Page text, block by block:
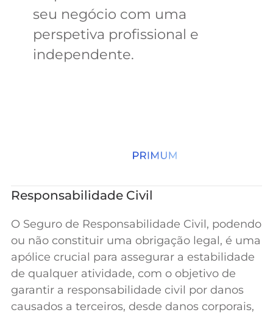
seu negócio com uma
perspetiva profissional e
independente.
Responsabilidade Civil
O Seguro de Responsabilidade Civil, podendo
ou não constituir uma obrigação legal, é uma
apólice crucial para assegurar a estabilidade
de qualquer atividade, com o objetivo de
garantir a responsabilidade civil por danos
causados a terceiros, desde danos corporais,